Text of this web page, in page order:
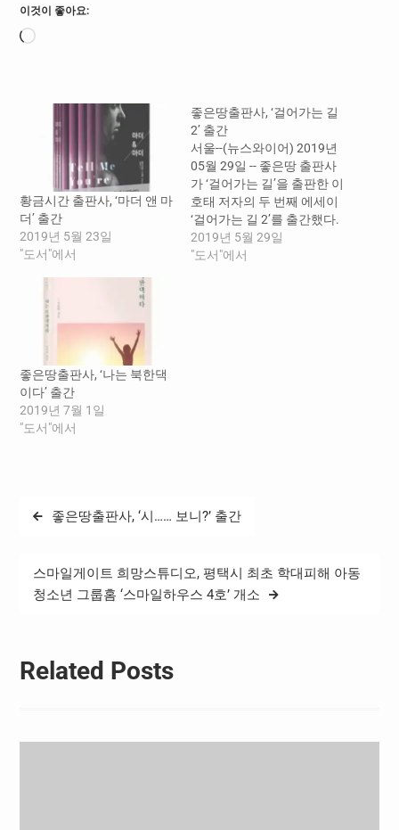
이것이 좋아요:
로
황금시간 출판사, ‘마더 앤 마
더’ 출간
2019년 5월 23일
"도서"에서
좋은땅출판사, ‘걸어가는 길
2’ 출간
서울--(뉴스와이어) 2019년
05월 29일 -- 좋은땅 출판사
가 ‘걸어가는 길’을 출판한 이
호태 저자의 두 번째 에세이
‘걸어가는 길 2’를 출간했다.
이전 책과 비슷하게 저자가
도보여행을 하며 겪은 일들,
2019년 5월 29일
"도서"에서
좋은땅출판사, ‘나는 북한댁
이다’ 출간
2019년 7월 1일
"도서"에서
글
좋은땅출판사, ‘시…… 보니?’ 출간
스마일게이트 희망스튜디오, 평택시 최초 학대피해 아동
청소년 그룹홈 ‘스마일하우스 4호’ 개소
Related Posts